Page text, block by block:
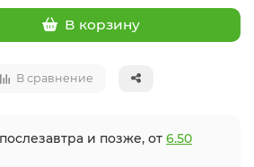
В корзину
В сравнение
и позже, от 6.50